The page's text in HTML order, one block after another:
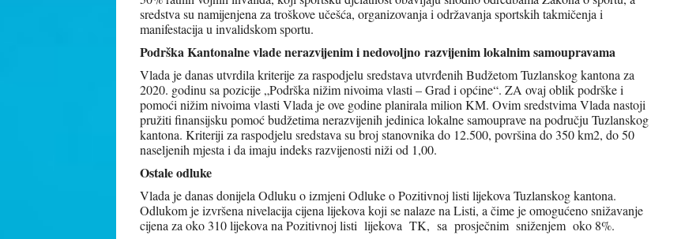
sredstva su namijenjena za troškove učešća, organizovanja i održavanja sportskih takmičenja i
manifestacija u invalidskom sportu.
Podrška Kantonalne vlade nerazvijenim i nedovoljno razvijenim lokalnim samoupravama
Vlada je danas utvrdila kriterije za raspodjelu sredstava utvrđenih Budžetom Tuzlanskog kantona za
2020. godinu sa pozicije „Podrška nižim nivoima vlasti – Grad i općine“. ZA ovaj oblik podrške i
pomoći nižim nivoima vlasti Vlada je ove godine planirala milion KM. Ovim sredstvima Vlada nastoji
pružiti finansijsku pomoć budžetima nerazvijenih jedinica lokalne samouprave na području Tuzlanskog
kantona. Kriteriji za raspodjelu sredstava su broj stanovnika do 12.500, površina do 350 km2, do 50
naseljenih mjesta i da imaju indeks razvijenosti niži od 1,00.
Ostale odluke
Vlada je danas donijela Odluku o izmjeni Odluke o Pozitivnoj listi lijekova Tuzlanskog kantona.
Odlukom je izvršena nivelacija cijena lijekova koji se nalaze na Listi, a čime je omogućeno snižavanje
cijena za oko 310 lijekova na Pozitivnoj listi lijekova TK, sa prosječnim sniženjem oko 8%.